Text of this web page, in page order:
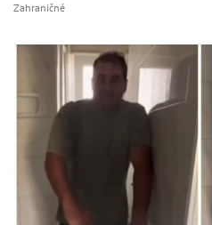
Zahraničné